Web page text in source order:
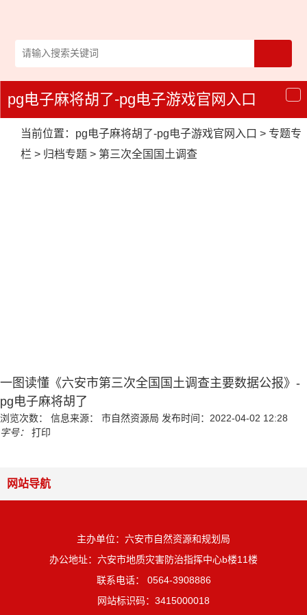
导
航
pg电子麻将胡了-pg电子游戏官网入口
当前位置： pg电子麻将胡了-pg电子游戏官网入口 > 专题专
栏 > 归档专题 > 第三次全国国土调查
一图读懂《六安市第三次全国国土调查主要数据公报》-
pg电子麻将胡了
浏览次数： 信息来源： 市自然资源局 发布时间：2022-04-02 12:28
字号：
打印
网站导航
主办单位：六安市自然资源和规划局
办公地址：六安市地质灾害防治指挥中心b楼11楼
联系电话： 0564-3908886
网站标识码：3415000018